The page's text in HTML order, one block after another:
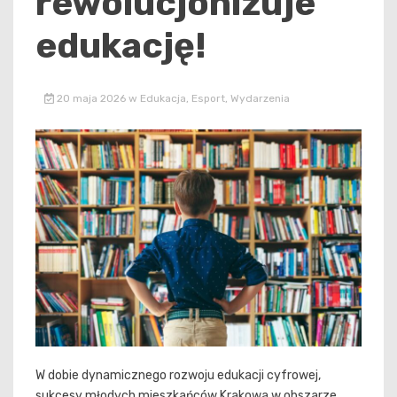
edukację!
20 maja 2026 w Edukacja, Esport, Wydarzenia
W dobie dynamicznego rozwoju edukacji cyfrowej,